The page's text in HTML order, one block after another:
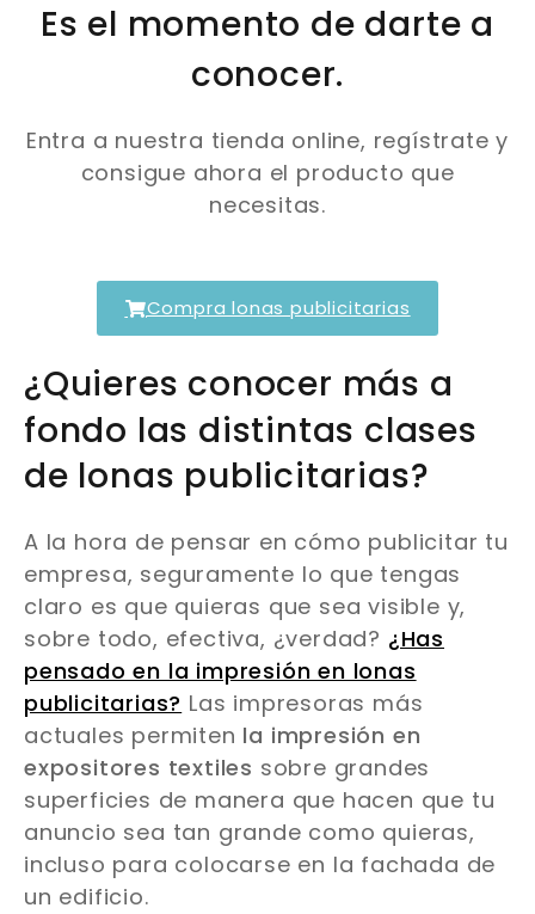
Es el momento de darte a
conocer.
Entra a nuestra tienda online, regístrate y
consigue ahora el producto que
necesitas.
Compra lonas publicitarias
¿Quieres conocer más a
fondo las distintas clases
de lonas publicitarias?
A la hora de pensar en cómo publicitar tu
empresa, seguramente lo que tengas
claro es que quieras que sea visible y,
sobre todo, efectiva, ¿verdad? ¿Has
pensado en la impresión en lonas
publicitarias? Las impresoras más
actuales permiten la impresión en
expositores textiles sobre grandes
superficies de manera que hacen que tu
anuncio sea tan grande como quieras,
incluso para colocarse en la fachada de
un edificio.